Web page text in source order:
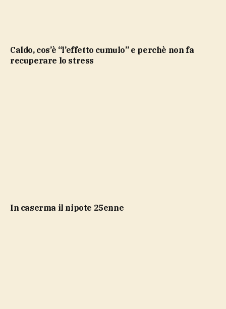
Caldo, cos’è “l’effetto cumulo” e perchè non fa
recuperare lo stress
in caserma il nipote 25enne